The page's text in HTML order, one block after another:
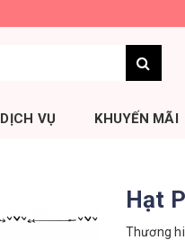
DỊCH VỤ KHUYẾN MÃI
Hạt
Thương